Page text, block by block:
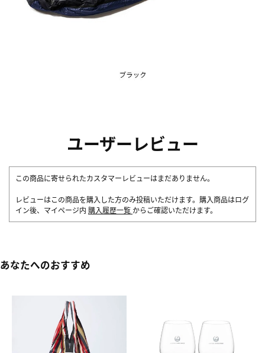
ユーザーレビュー
この商品に寄せられたカスタマーレビューはまだありません。
レビューはこの商品を購入した方のみ投稿いただけます。購入商品はログ
イン後、マイページ内 購入履歴一覧 からご確認いただけます。
あなたへのおすすめ